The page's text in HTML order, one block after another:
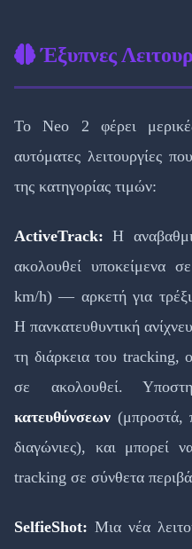
Έξυπνες
Το Neo 2 φέρει
αυτόματες λειτουργίες
της κατηγορίας τιμών:
ActiveTrack: Η
ακολουθεί υποκείμενα
km/h) — αρκετή για
Η πανκατευθυντική
τη διάρκεια του tracking,
σε ακολουθεί.
κατευθύνσεων (μπροστά,
διαγώνιες), και μπορεί
tracking σε σύνθετα
SelfieShot: Μια νέα